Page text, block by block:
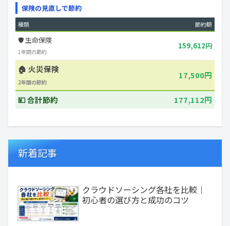
保険の見直しで節約
種類 節約額
🛡️ 生命保険
1年間の節約
159,612円
🏠 火災保険
2年間の節約
17,500円
💴 合計節約 177,112円
新着記事
クラウドソーシング各社を比較｜
初心者の選び方と成功のコツ